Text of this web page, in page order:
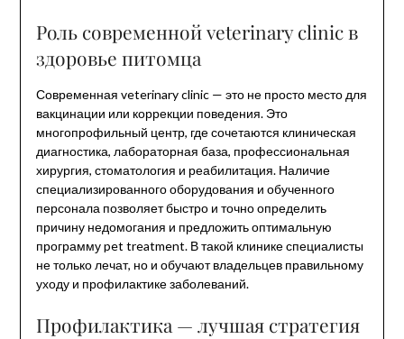
Роль современной veterinary clinic в
здоровье питомца
Современная veterinary clinic — это не просто место для
вакцинации или коррекции поведения. Это
многопрофильный центр, где сочетаются клиническая
диагностика, лабораторная база, профессиональная
хирургия, стоматология и реабилитация. Наличие
специализированного оборудования и обученного
персонала позволяет быстро и точно определить
причину недомогания и предложить оптимальную
программу pet treatment. В такой клинике специалисты
не только лечат, но и обучают владельцев правильному
уходу и профилактике заболеваний.
Профилактика — лучшая стратегия